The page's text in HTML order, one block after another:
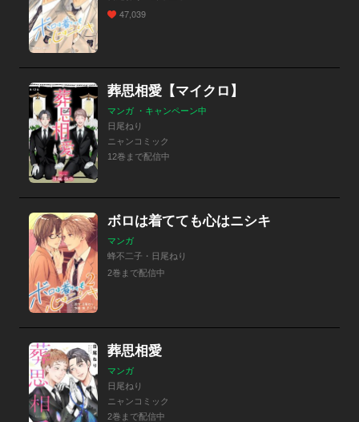
47,039
葬思相愛【マイクロ】
マンガ ・キャンペーン中
日尾ねり
ニャンコミック
12巻まで配信中
ボロは着てても心はニシキ
マンガ
蜂不二子・日尾ねり
2巻まで配信中
葬思相愛
マンガ
日尾ねり
ニャンコミック
2巻まで配信中